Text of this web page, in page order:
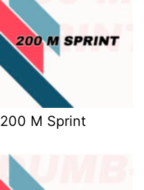
200 M Sprint